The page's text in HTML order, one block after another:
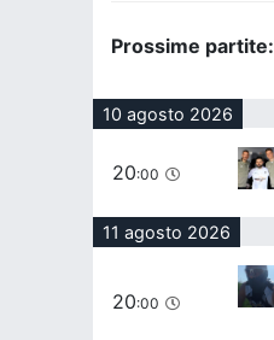
Prossime partite:
10 agosto 2026
20:00
11 agosto 2026
20:00